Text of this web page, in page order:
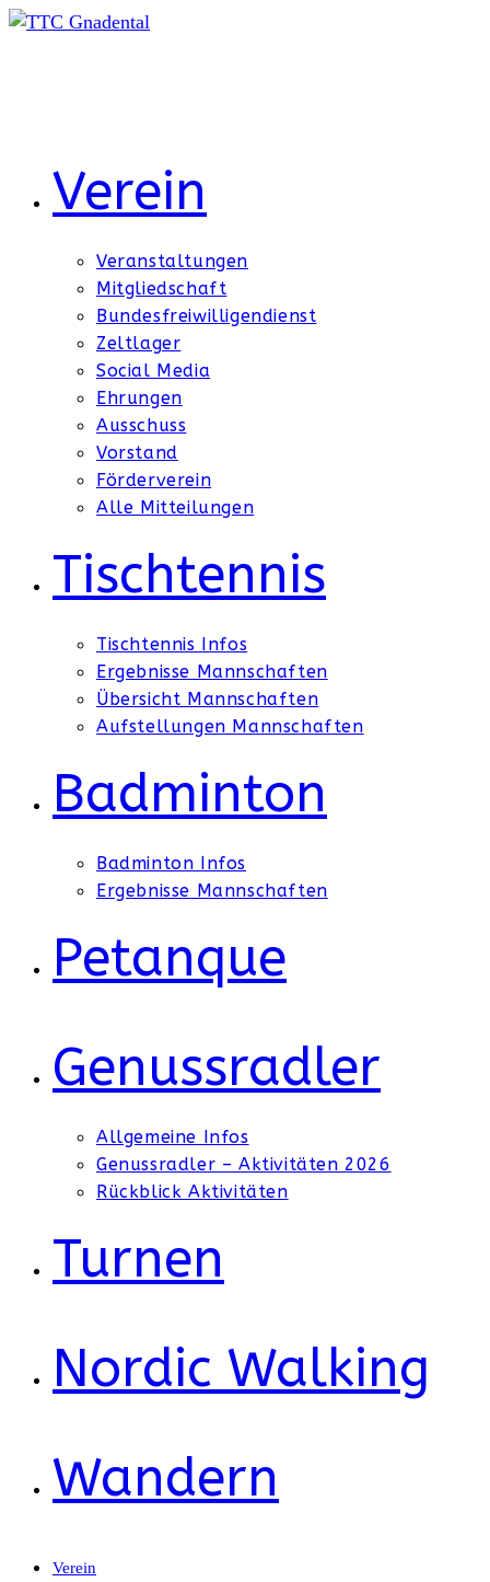
Zum
Verein
Veranstaltungen
Mitgliedschaft
Bundesfreiwilligendienst
Zeltlager
Social Media
Ehrungen
Ausschuss
Vorstand
Förderverein
Alle Mitteilungen
Tischtennis
Tischtennis Infos
Ergebnisse Mannschaften
Übersicht Mannschaften
Aufstellungen Mannschaften
Badminton
Badminton Infos
Ergebnisse Mannschaften
Petanque
Genussradler
Allgemeine Infos
Genussradler – Aktivitäten 2026
Rückblick Aktivitäten
Turnen
Nordic Walking
Wandern
Verein